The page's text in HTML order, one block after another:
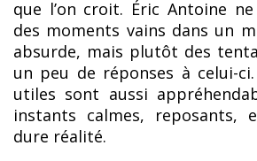
que l’on croit. Éric Antoine
des moments vains dans un
absurde, mais plutôt des
un peu de réponses à celui-ci.
utiles sont aussi
instants calmes, reposants,
dure réalité.